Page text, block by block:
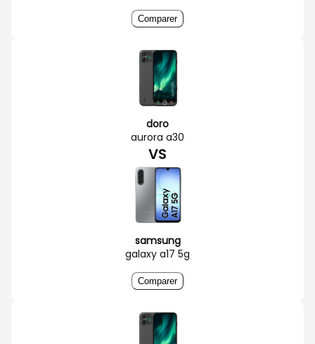
Comparer
doro
aurora a30
VS
samsung
galaxy a17 5g
Comparer